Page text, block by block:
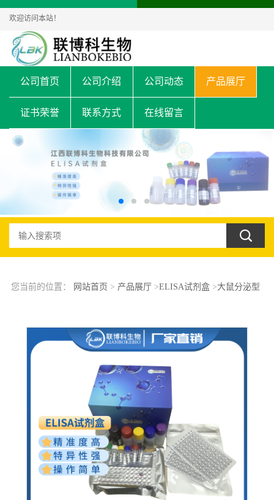
欢迎访问本站！
公司首页 公司介绍 公司动态 产品展厅
证书荣誉 联系方式 在线留言
您当前的位置： 网站首页 > 产品展厅 >ELISA试剂盒>大鼠分泌型